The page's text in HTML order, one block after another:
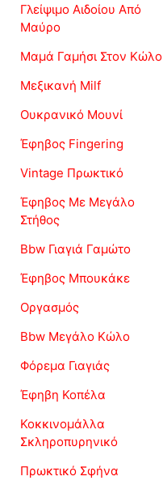
Γλείψιμο Αιδοίου Από
Μαύρο
Μαμά Γαμήσι Στον Κώλο
Μεξικανή Milf
Ουκρανικό Μουνί
Έφηβος Fingering
Vintage Πρωκτικό
Έφηβος Με Μεγάλο
Στήθος
Bbw Γιαγιά Γαμώτο
Έφηβος Μπουκάκε
Οργασμός
Bbw Μεγάλο Κώλο
Φόρεμα Γιαγιάς
Έφηβη Κοπέλα
Κοκκινομάλλα
Σκληροπυρηνικό
Πρωκτικό Σφήνα